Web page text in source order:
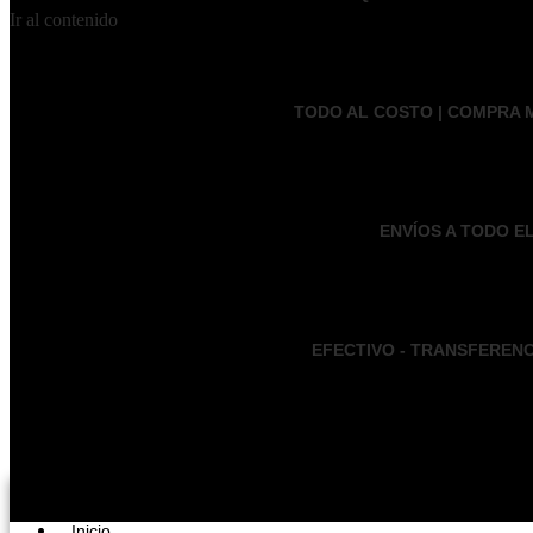
Ir al contenido
TODO AL COSTO | COMPRA
ENVÍOS A TODO
EFECTIVO -